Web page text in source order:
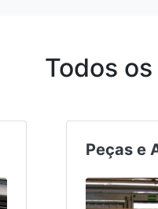
Todos
Peças e